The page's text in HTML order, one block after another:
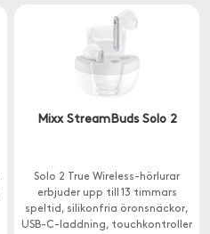
Mixx StreamBuds Solo 2
Solo 2 True Wireless-hörlurar
erbjuder upp till 13 timmars
speltid, silikonfria öronsnäckor,
USB-C-laddning, touchkontroller